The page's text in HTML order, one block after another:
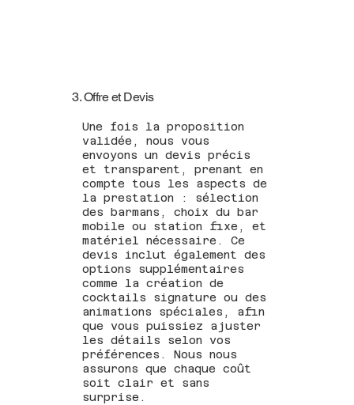
3. Offre et Devis
Une fois la proposition
validée, nous vous
envoyons un devis précis
et transparent, prenant en
compte tous les aspects de
la prestation : sélection
des barmans, choix du bar
mobile ou station fixe, et
matériel nécessaire. Ce
devis inclut également des
options supplémentaires
comme la création de
cocktails signature ou des
animations spéciales, afin
que vous puissiez ajuster
les détails selon vos
préférences. Nous nous
assurons que chaque coût
soit clair et sans
surprise.